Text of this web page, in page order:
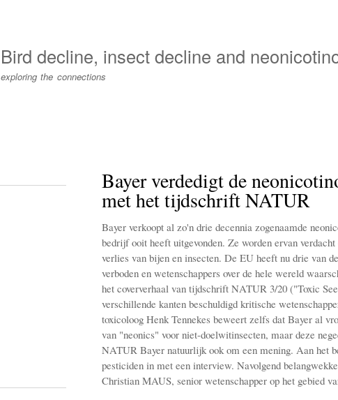
de
Bird decline, insect decline and
exploring the connections
Bayer verdedigt de
met het tijdschrift NATUR
Bayer verkoopt al zo'n drie decennia zogenaamde
bedrijf ooit heeft uitgevonden. Ze worden ervan
verlies van bijen en insecten. De EU heeft nu drie van
verboden en wetenschappers over de hele wereld
het coververhaal van tijdschrift NATUR 3/20 ("Toxic
verschillende kanten beschuldigd kritische
toxicoloog Henk Tennekes beweert zelfs dat Bayer al
van "neonics" voor niet-doelwitinsecten, maar deze
NATUR Bayer natuurlijk ook om een ​​mening. Aan het
pesticiden in met een interview. Navolgend
Christian MAUS, senior wetenschapper op het gebied